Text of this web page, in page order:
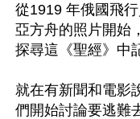
從1919 年俄國飛
亞方舟的照片開始
探尋這《聖經》中
就在有新聞和電影
們開始討論要逃難